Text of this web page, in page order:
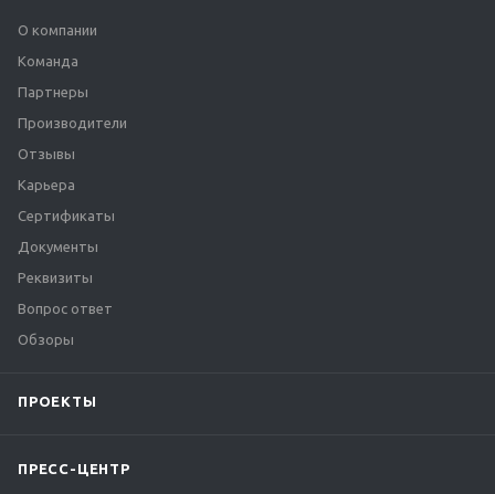
О компании
Команда
Партнеры
Производители
Отзывы
Карьера
Сертификаты
Документы
Реквизиты
Вопрос ответ
Обзоры
ПРОЕКТЫ
ПРЕСС-ЦЕНТР